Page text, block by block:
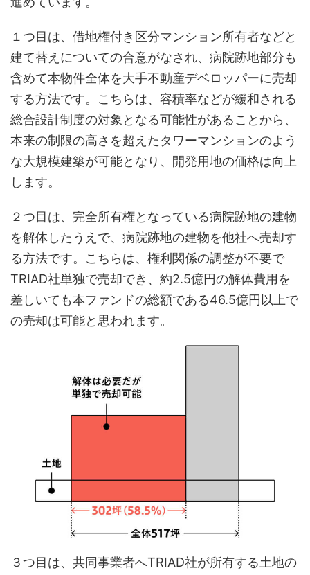
１つ目は、借地権付き区分マンション所有者などと
建て替えについての合意がなされ、病院跡地部分も
含めて本物件全体を大手不動産デベロッパーに売却
する方法です。こちらは、容積率などが緩和される
総合設計制度の対象となる可能性があることから、
本来の制限の高さを超えたタワーマンションのよう
な大規模建築が可能となり、開発用地の価格は向上
します。
２つ目は、完全所有権となっている病院跡地の建物
を解体したうえで、病院跡地の建物を他社へ売却す
る方法です。こちらは、権利関係の調整が不要で
TRIAD社単独で売却でき、約2.5億円の解体費用を
差しいても本ファンドの総額である46.5億円以上で
の売却は可能と思われます。
３つ目は、共同事業者へTRIAD社が所有する土地の